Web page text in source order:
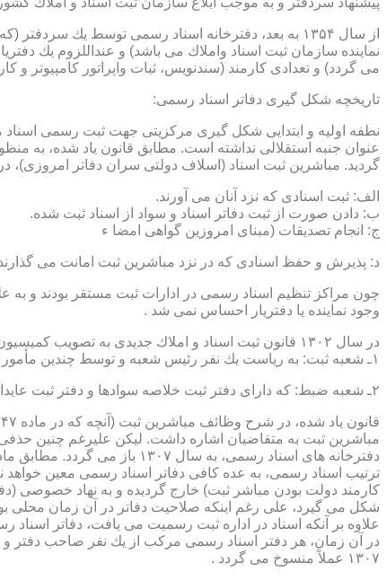
از سال ۱۳۵۴ به بعد، دفترخانه اسناد رسمی توسط یك
نماینده سازمان ثبت اسناد واملاك می باشد) و عنداللزوم یك
می گردد) و تعدادی كارمند (سندنویس، ثبات واپراتور كامپیوتر و
تاریخچه شكل گیری دفاتر اسناد رسمی:
گردید. مباشرین ثبت اسناد (اسلاف دولتی سران دفاتر امروزی)، در حقیقت جزو
الف: ثبت اسنادی كه نزد آنان می آورند.
ب: دادن صورت از ثبت دفاتر اسناد و سواد از اسناد ثبت شده.
ج: انجام تصدیقات (مبنای امروزین گواهی امضا ء
د: پذیرش و حفظ اسنادی كه در نزد مباشرین ثبت امانت می
چون مراكز تنظیم اسناد رسمی در ادارات ثبت مستقر بودند و به
وجود نماینده یا دفتریار احساس نمی شد .
در سال ۱۳۰۲ قانون ثبت اسناد و املاك جدیدی به تصویب كمیسیون عدلیه مجلس شورای ملی رسید كه مطابق ماده ۵ قانون یاد شده، هر دایره ثبت اسناد، از دو قسمت زیر تشكیل می شد.
۱ـ شعبه ثبت: به ریاست یك نفر رئیس شعبه و توسط چندین مأمور متخصص (بنام مباشرین ثبت) اداره می شد
۲ـ شعبه ضبط: كه دارای دفتر ثبت خلاصه سوادها و دفتر ثبت عایدات بود و توسط سایر كارمندان (اجزاء) اداره ثبت تصدی می شد .
مباشرین ثبت به متقاضیان اشاره داشت. لیكن علیرغم چنین
ترتیب اسناد رسمی، به عده كافی دفاتر اسناد رسمی معین
كارمند دولت بودن مباشر ثبت) خارج گردیده و به نهاد خصوصی
علاوه بر آنكه اسناد در اداره ثبت رسمیت می یافت، دفاتر
۱۳۰۷ عملاً منسوخ می گردد .